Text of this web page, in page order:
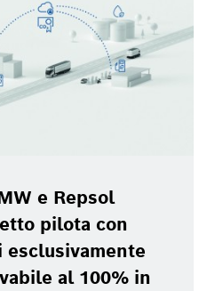
e Repsol
pilota con
al 100% in